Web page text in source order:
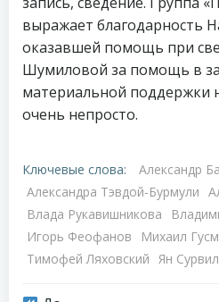
выражает благодарность
оказавшей помощь при
Шумиловой за помощь в
материальной поддержки
очень непросто.
Ключевые слова:
Александр
Александра Тэвдой-Бурмули
Влада Рукавишникова
Игорь Феофанов
Михаил
Тимофей Ляховский Ян